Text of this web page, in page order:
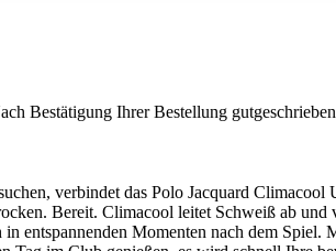
Bestätigung Ihrer Bestellung gutgeschrieben
verbindet das Polo Jacquard
Bereit. Climacool leitet Schweiß ab
entspannenden Momenten nach dem